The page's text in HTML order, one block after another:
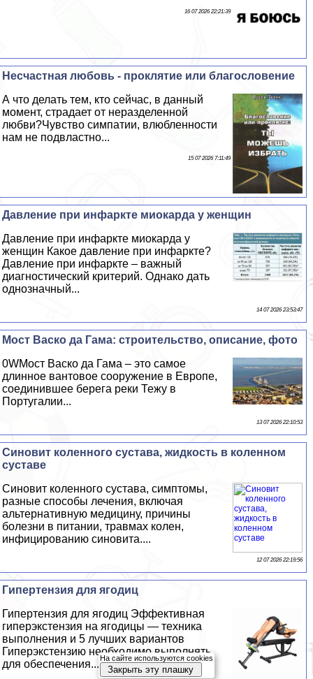
16 07 2026 22:21:39
Несчастная любовь - проклятие или благословение
А что делать тем, кто сейчас, в данный
момент, страдает от неразделенной
любви?Чувство симпатии, влюбленности
нам не подвластно...
15 07 2026 7:11:49
Давление при инфаркте миокарда у женщин
Давление при инфаркте миокарда у
женщин Какое давление при инфаркте?
Давление при инфаркте – важный
диагностический критерий. Однако дать
однозначный...
14 07 2026 23:53:47
Мост Васко да Гама: строительство, описание, фото
0WМост Васко да Гама – это самое
длинное вантовое сооружение в Европе,
соединившее берега реки Тежу в
Португалии...
13 07 2026 22:10:53
Синовит коленного сустава, жидкость в коленном
суставе
Синовит коленного сустава, симптомы,
разные способы лечения, включая
альтернативную медицину, причины
болезни в питании, травмах колен,
инфицированию синовита....
12 07 2026 22:19:56
Гипертензия для ягoдиц
Гипертензия для ягoдиц Эффективная
гиперэкстензия на ягoдицы — техника
выполнения и 5 лучших вариантов
Гиперэкстензию необходимо выполнять
для обеспечения...
На сайте используются cookies
Закрыть эту плашку